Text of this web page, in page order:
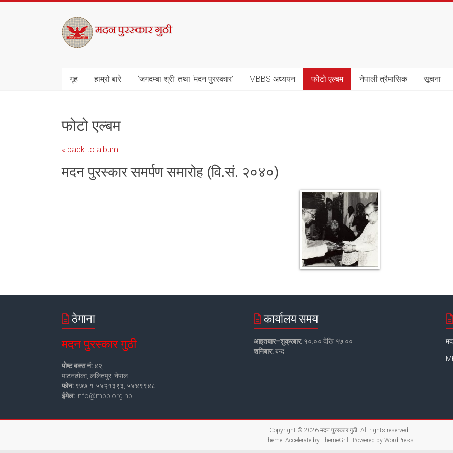
मदन
पुरस्कार
गुठी
गृह हाम्रो बारे ‘जगदम्बा-श्री’ तथा ‘मदन पुरस्कार’ MBBS अध्ययन फोटो एल्बम नेपाली त्रैमासिक सूचना
फोटो एल्बम
« back to album
मदन पुरस्कार समर्पण समारोह (वि.सं. २०४०)
ठेगाना
मदन पुरस्कार गुठी
पोष्ट बक्स नं: ४२,
पाटनढोका, ललितपुर, नेपाल
फोन: ९७७-१-५४२१३९३, ५४४९९४८
ईमेल: info@mpp.org.np
कार्यालय समय
आइतबार–शुक्रबार:१०:०० देखि १७:००
शनिबार:बन्द
Copyright © 2026 मदन पुरस्कार गुठी. All rights reserved.
Theme: Accelerate by ThemeGrill. Powered by WordPress.